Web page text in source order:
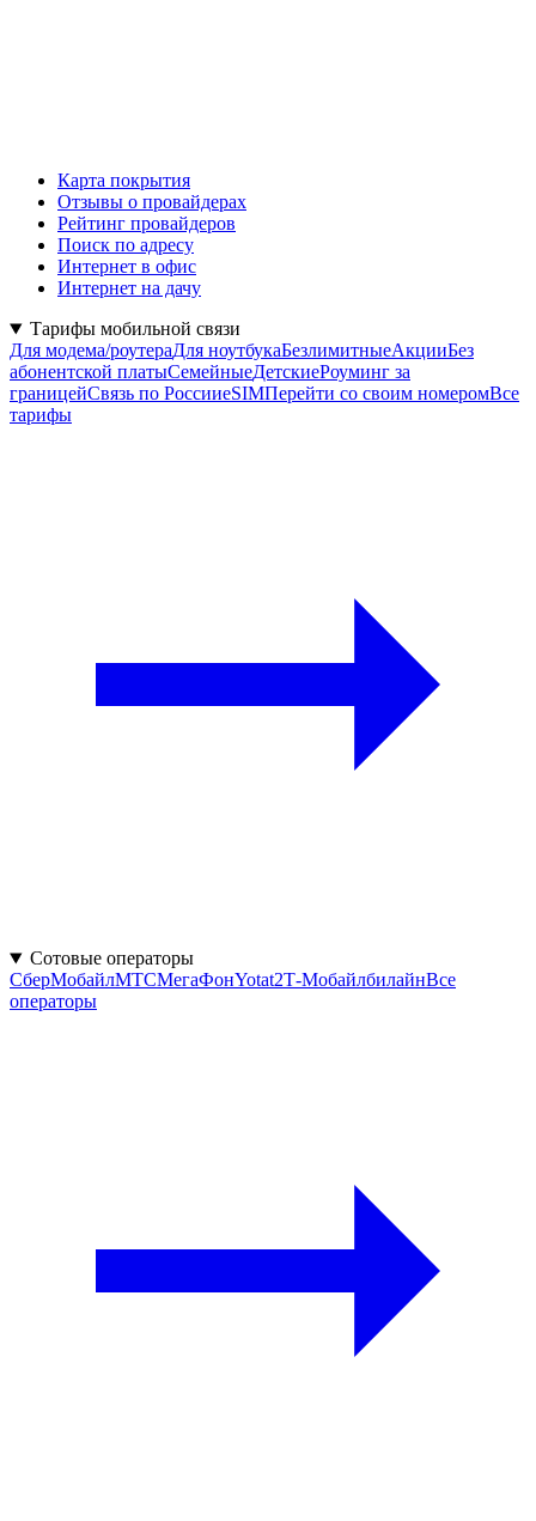
Карта покрытия
Отзывы о провайдерах
Рейтинг провайдеров
Поиск по адресу
Интернет в офис
Интернет на дачу
Тарифы мобильной связи
Для модема/роутераДля ноутбукаБезлимитныеАкцииБез
абонентской платыСемейныеДетскиеРоуминг за
границейСвязь по РоссииeSIMПерейти со своим номеромВсе
тарифы
Сотовые операторы
СберМобайлМТСМегаФонYotat2Т‑МобайлбилайнВсе
операторы